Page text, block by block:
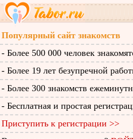
Популярный сайт знакомств
- Более 500 000 человек
- Более 19 лет безупречной
- Более 300 знакомств
- Бесплатная и простая
Приступить к регистрации >>